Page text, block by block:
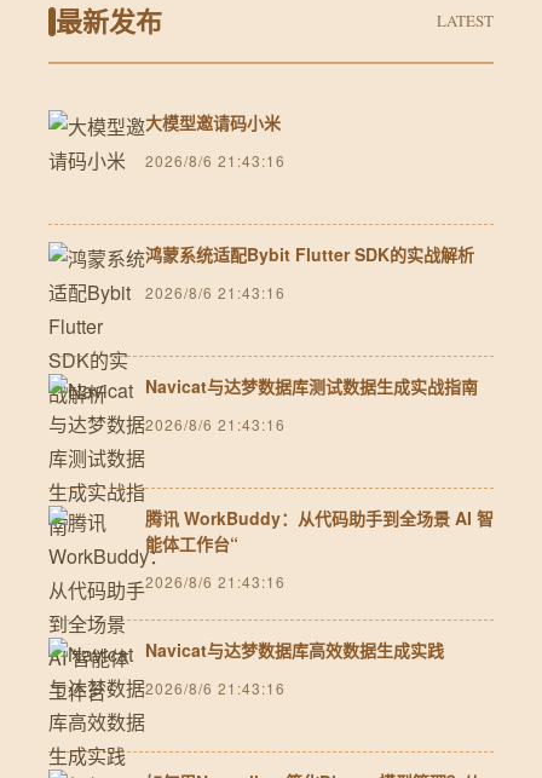
最新发布 LATEST
大模型邀请码小米
2026/8/6 21:43:16
鸿蒙系统适配Bybit Flutter SDK的实战解析
2026/8/6 21:43:16
Navicat与达梦数据库测试数据生成实战指南
2026/8/6 21:43:16
腾讯 WorkBuddy：从代码助手到全场景 AI 智
能体工作台“
2026/8/6 21:43:16
Navicat与达梦数据库高效数据生成实践
2026/8/6 21:43:16